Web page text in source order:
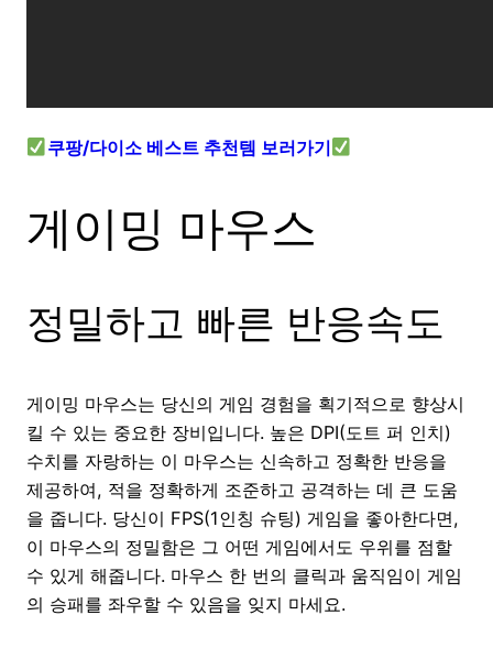
쿠팡/다이소 베스트 추천템 보러가기
게이밍 마우스
정밀하고 빠른 반응속도
게이밍 마우스는 당신의 게임 경험을 획기적으로 향상시
킬 수 있는 중요한 장비입니다. 높은 DPI(도트 퍼 인치)
수치를 자랑하는 이 마우스는 신속하고 정확한 반응을
제공하여, 적을 정확하게 조준하고 공격하는 데 큰 도움
을 줍니다. 당신이 FPS(1인칭 슈팅) 게임을 좋아한다면,
이 마우스의 정밀함은 그 어떤 게임에서도 우위를 점할
수 있게 해줍니다. 마우스 한 번의 클릭과 움직임이 게임
의 승패를 좌우할 수 있음을 잊지 마세요.